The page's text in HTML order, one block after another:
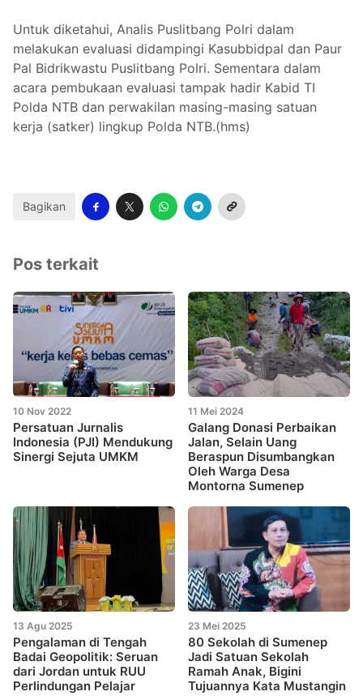
Untuk diketahui, Analis Puslitbang Polri dalam
melakukan evaluasi didampingi Kasubbidpal dan Paur
Pal Bidrikwastu Puslitbang Polri. Sementara dalam
acara pembukaan evaluasi tampak hadir Kabid TI
Polda NTB dan perwakilan masing-masing satuan
kerja (satker) lingkup Polda NTB.(hms)
Bagikan
Pos terkait
10 Nov 2022
Persatuan Jurnalis
Indonesia (PJI) Mendukung
Sinergi Sejuta UMKM
11 Mei 2024
Galang Donasi Perbaikan
Jalan, Selain Uang
Beraspun Disumbangkan
Oleh Warga Desa
Montorna Sumenep
13 Agu 2025
Pengalaman di Tengah
Badai Geopolitik: Seruan
dari Jordan untuk RUU
Perlindungan Pelajar
23 Mei 2025
80 Sekolah di Sumenep
Jadi Satuan Sekolah
Ramah Anak, Bigini
Tujuannya Kata Mustangin